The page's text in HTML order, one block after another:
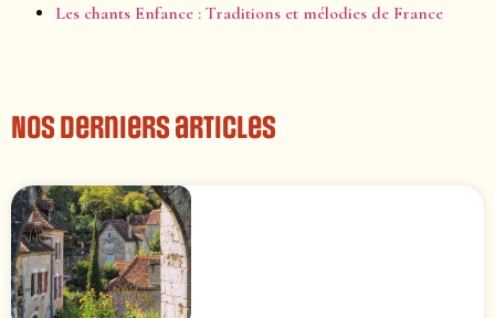
Les chants Enfance : Traditions et mélodies de France
Nos derniers articles